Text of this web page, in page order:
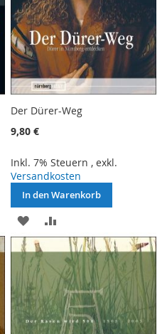
Der Dürer-Weg
9,80 €
Inkl. 7% Steuern ,exkl.
Versandkosten
In den Warenkorb
ZUR
WUNSCHLISTE
HINZUFÜGEN
VERGLEICHSLISTE
HINZUFÜGEN